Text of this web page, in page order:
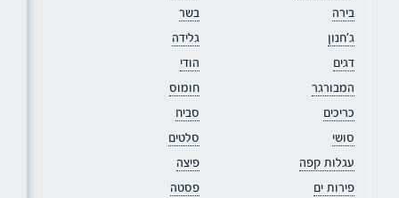
בירה
בשר
ג׳חנון
גלידה
דגים
הודי
המבורגר
חומוס
כריכים
סביח
סושי
סלטים
עגלות קפה
פיצה
פירות ים
פסטה